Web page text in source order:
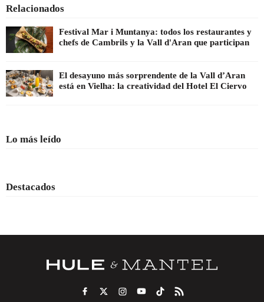
Relacionados
Festival Mar i Muntanya: todos los restaurantes y
chefs de Cambrils y la Vall d'Aran que participan
El desayuno más sorprendente de la Vall d’Aran
está en Vielha: la creatividad del Hotel El Ciervo
Lo más leído
Destacados